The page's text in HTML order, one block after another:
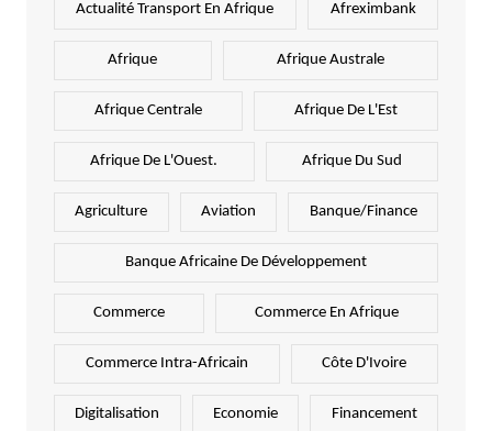
Actualité Transport En Afrique Afreximbank
Afrique Afrique Australe
Afrique Centrale Afrique De L'Est
Afrique De L'Ouest. Afrique Du Sud
Agriculture Aviation Banque/Finance
Banque Africaine De Développement
Commerce Commerce En Afrique
Commerce Intra-Africain Côte D'Ivoire
Digitalisation Economie Financement